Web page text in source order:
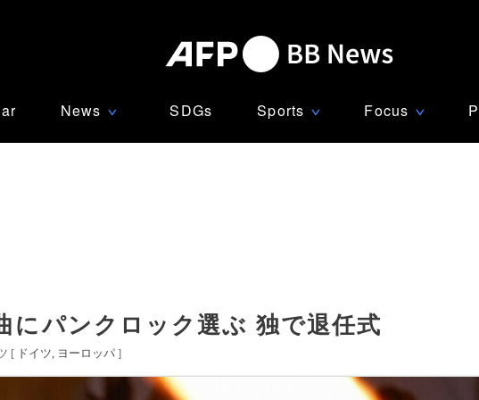
News ∨ SDGs Sports ∨ Focus ∨
にパンクロック選ぶ 独で退任式
[ ドイツ ヨーロッパ ]